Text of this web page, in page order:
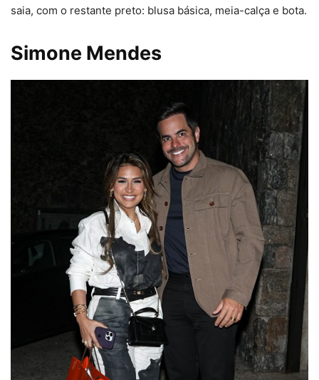
saia, com o restante preto: blusa básica, meia-calça e bota.
Simone Mendes